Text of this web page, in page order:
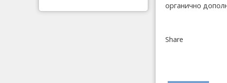
органично
Share